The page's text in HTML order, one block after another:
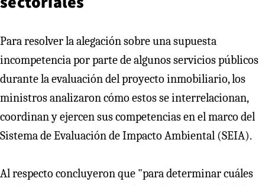
Para resolver la alegación sobre una supuesta
incompetencia por parte de algunos servicios públicos
durante la evaluación del proyecto inmobiliario, los
ministros analizaron cómo estos se interrelacionan,
coordinan y ejercen sus competencias en el marco del
Sistema de Evaluación de Impacto Ambiental (SEIA).
Al respecto concluyeron que "para determinar cuáles